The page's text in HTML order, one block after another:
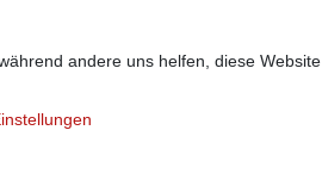
andere uns helfen, diese Website